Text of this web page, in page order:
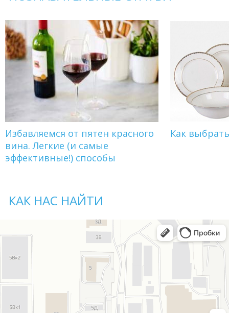
Избавляемся от пятен красного
вина. Легкие (и самые
эффективные!) способы
Как
КАК НАС НАЙТИ